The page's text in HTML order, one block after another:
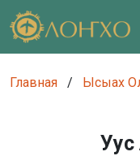
Главная / Ысыах
Уус